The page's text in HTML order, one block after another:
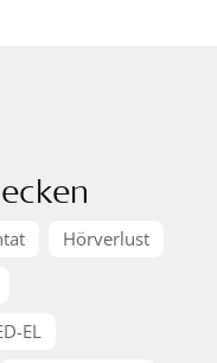
Hörverlust
EL